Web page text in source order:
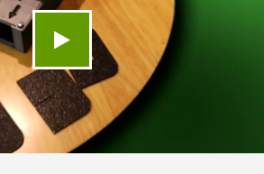
Video abspielen